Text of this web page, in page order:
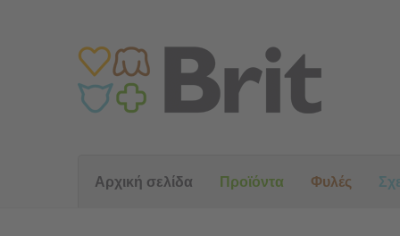
Αρχική σελίδα Προϊόντα Φυλές